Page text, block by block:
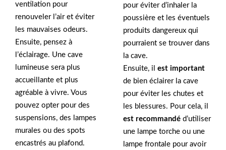
ventilation pour
renouveler l’air et éviter
les mauvaises odeurs.
Ensuite, pensez à
l’éclairage. Une cave
lumineuse sera plus
accueillante et plus
agréable à vivre. Vous
pouvez opter pour des
suspensions, des lampes
murales ou des spots
encastrés au plafond.
pour éviter d’inhaler la
poussière et les éventuels
produits dangereux qui
pourraient se trouver dans
la cave.
Ensuite, il est important
de bien éclairer la cave
pour éviter les chutes et
les blessures. Pour cela, il
est recommandé d’utiliser
une lampe torche ou une
lampe frontale pour avoir